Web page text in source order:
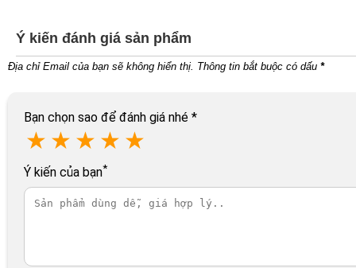
Ý kiến đánh giá sản phẩm
Địa chỉ Email của bạn sẽ không hiển thị. Thông tin bắt buộc có dấu *
Bạn chọn sao để đánh giá nhé *
★ ★ ★ ★ ★
Ý kiến của bạn*